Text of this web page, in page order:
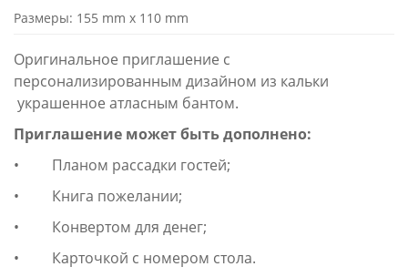
Размеры: 155 mm x 110 mm
Оригинальное приглашение с
персонализированным дизайном из кальки
украшенное атласным бантом.
Приглашение может быть дополнено:
• Планом рассадки гостей;
• Книга пожелании;
• Конвертом для денег;
• Карточкой с номером стола.